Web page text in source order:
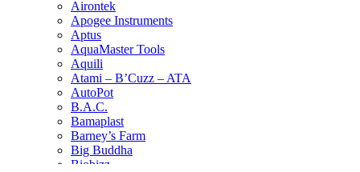
Airontek
Apogee Instruments
Aptus
AquaMaster Tools
Aquili
Atami – B’Cuzz – ATA
AutoPot
B.A.C.
Bamaplast
Barney’s Farm
Big Buddha
Biobizz